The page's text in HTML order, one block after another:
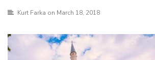
Kurt Farka on March 18, 2018